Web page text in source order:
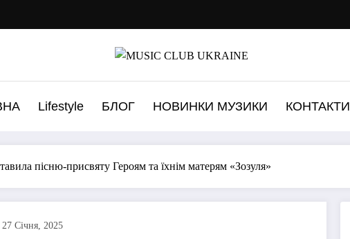
Lifestyle БЛОГ НОВИНКИ МУЗИКИ КОНТАКТИ
пісню-присвяту Героям та їхнім матерям «Зозуля»
27 Січня, 2025